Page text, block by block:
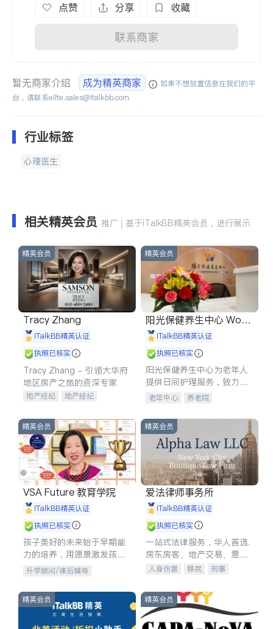
点赞 分享 收藏
联系商家
暂无商家介绍 成为精英商家
如果不想放置信息在我们的平
台，请联系elite.sales@italkbb.com
行业标签
心理医生
相关精英会员 推广 | 基于iTalkBB精英会员，进行展示
精英会员
Tracy Zhang
iTalkBB精英认证
执照已核实
Tracy Zhang - 引领大华府
地区房产之旅的资深专家
地产经纪
地产经纪
商铺租售
开发商建商
精英会员
阳光保健养生中心 World
shine
iTalkBB精英认证
执照已核实
阳光保健养生中心为老年人
提供日间护理服务，致力于
通过持续的护理创新来有效
老年中心 养老院
精英会员
VSA Future 教育学院
iTalkBB精英认证
执照已核实
孩子美好的未来始于早期能
力的培养，用愿景激发孩子
的学习潜力和动力。理念：
拥有成长型心态是成功的基
石。
升学顾问/课后辅导
精英会员
爱法律师事务所
iTalkBB精英认证
执照已核实
一站式法律服务，华人首选.
房东房客、地产交易、意外
伤害、车祸重伤、商业诉
建筑合同、刑事案件全包办
人身伤害 移民
刑事
信托/遗嘱
商业
索赔
律师-其它 保释
精英会员 精英会员